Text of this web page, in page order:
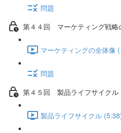
問題
第４４回 マーケティング
マーケティングの全体像
問題
第４５回 製品ライフサイクル
製品ライフサイクル